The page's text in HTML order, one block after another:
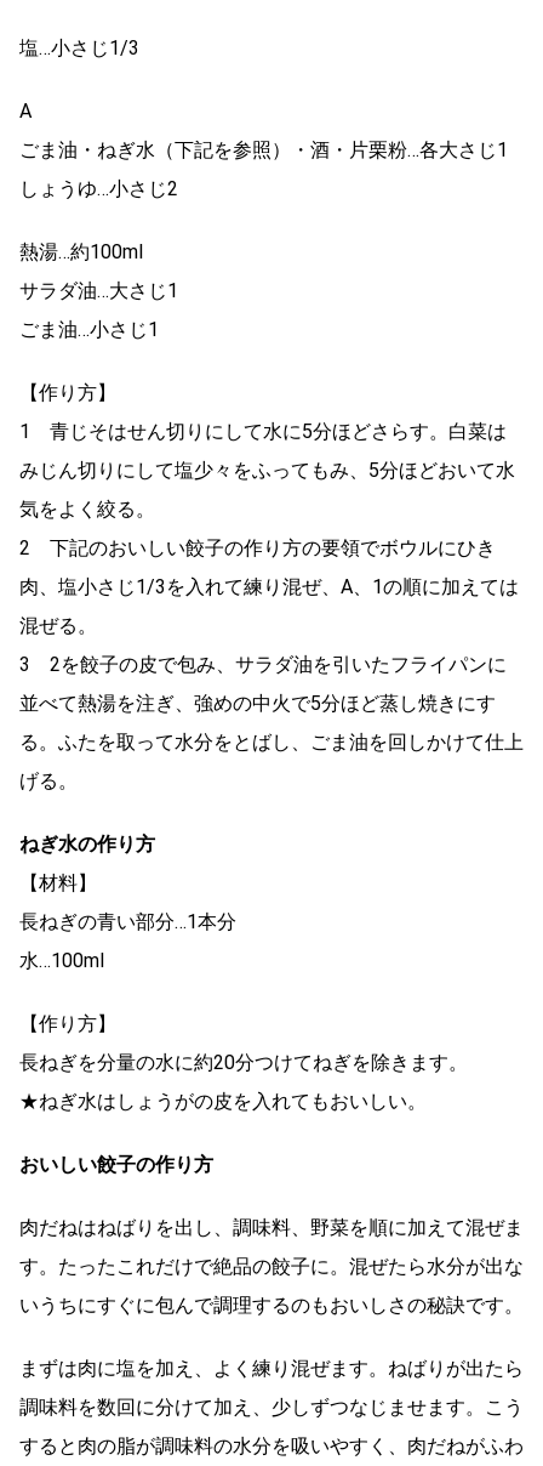
塩…小さじ1/3
A
ごま油・ねぎ水（下記を参照）・酒・片栗粉…各大さじ1
しょうゆ…小さじ2
熱湯…約100ml
サラダ油…大さじ1
ごま油…小さじ1
【作り方】
1 青じそはせん切りにして水に5分ほどさらす。白菜は
みじん切りにして塩少々をふってもみ、5分ほどおいて水
気をよく絞る。
2 下記のおいしい餃子の作り方の要領でボウルにひき
肉、塩小さじ1/3を入れて練り混ぜ、A、1の順に加えては
混ぜる。
3 2を餃子の皮で包み、サラダ油を引いたフライパンに
並べて熱湯を注ぎ、強めの中火で5分ほど蒸し焼きにす
る。ふたを取って水分をとばし、ごま油を回しかけて仕上
げる。
ねぎ水の作り方
【材料】
長ねぎの青い部分…1本分
水…100ml
【作り方】
長ねぎを分量の水に約20分つけてねぎを除きます。
★ねぎ水はしょうがの皮を入れてもおいしい。
おいしい餃子の作り方
肉だねはねばりを出し、調味料、野菜を順に加えて混ぜま
す。たったこれだけで絶品の餃子に。混ぜたら水分が出な
いうちにすぐに包んで調理するのもおいしさの秘訣です。
まずは肉に塩を加え、よく練り混ぜます。ねばりが出たら
調味料を数回に分けて加え、少しずつなじませます。こう
すると肉の脂が調味料の水分を吸いやすく、肉だねがふわ